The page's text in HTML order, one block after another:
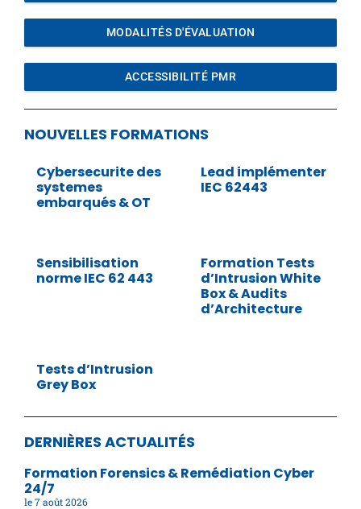
MODALITÉS D'ÉVALUATION
ACCESSIBILITÉ PMR
NOUVELLES FORMATIONS
Cybersecurite des
systemes
embarqués & OT
Lead implémenter
IEC 62443
Sensibilisation
norme IEC 62 443
Formation Tests
d’Intrusion White
Box & Audits
d’Architecture
Tests d’Intrusion
Grey Box
DERNIÈRES ACTUALITÉS
Formation Forensics & Remédiation Cyber
24/7
7 août 2026